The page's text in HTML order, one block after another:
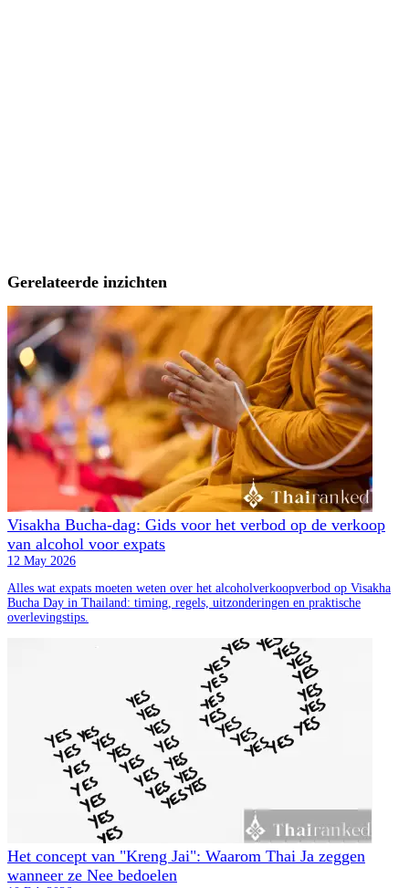
Gerelateerde inzichten
Visakha Bucha-dag: Gids voor het verbod op de verkoop
van alcohol voor expats
12 May 2026
Alles wat expats moeten weten over het alcoholverkoopverbod op Visakha
Bucha Day in Thailand: timing, regels, uitzonderingen en praktische
overlevingstips.
Het concept van "Kreng Jai": Waarom Thai Ja zeggen
wanneer ze Nee bedoelen